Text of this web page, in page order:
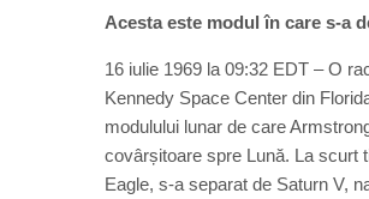
Acesta este modul în care s-a
16 iulie 1969 la 09:32 EDT – O
Kennedy Space Center din
modulului lunar de care
covârșitoare spre Lună. La scurt
Eagle, s-a separat de Saturn V,